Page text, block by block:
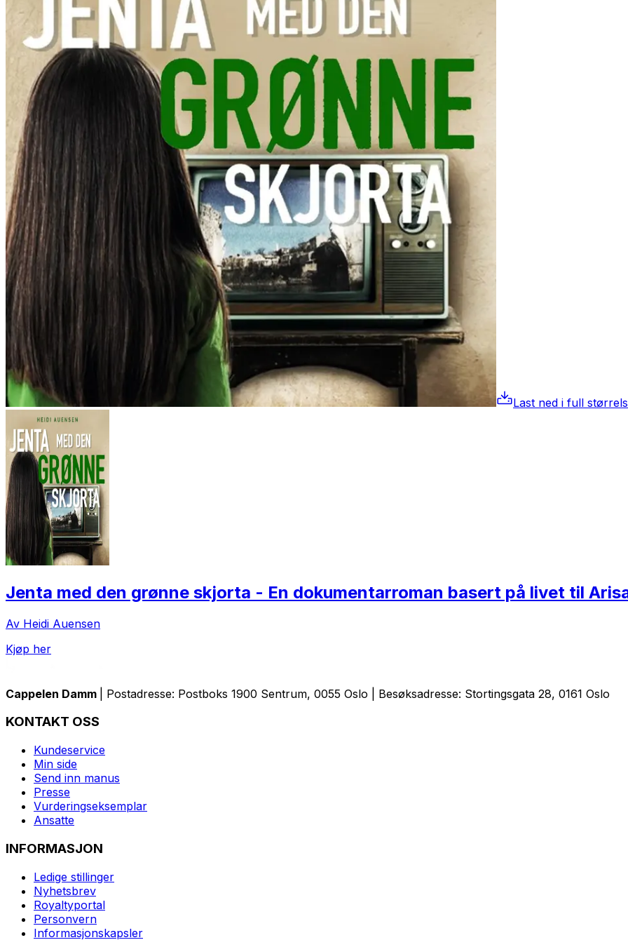
Last ned i full
Jenta med den grønne skjorta - En dokumentarroman basert på livet til
Av Heidi Auensen
Kjøp her
Cappelen Damm | Postadresse: Postboks 1900 Sentrum, 0055 Oslo | Besøksadresse: Stortingsgata 28, 0161 Oslo
KONTAKT OSS
Kundeservice
Min side
Send inn manus
Presse
Vurderingseksemplar
Ansatte
INFORMASJON
Ledige stillinger
Nyhetsbrev
Royaltyportal
Personvern
Informasjonskapsler